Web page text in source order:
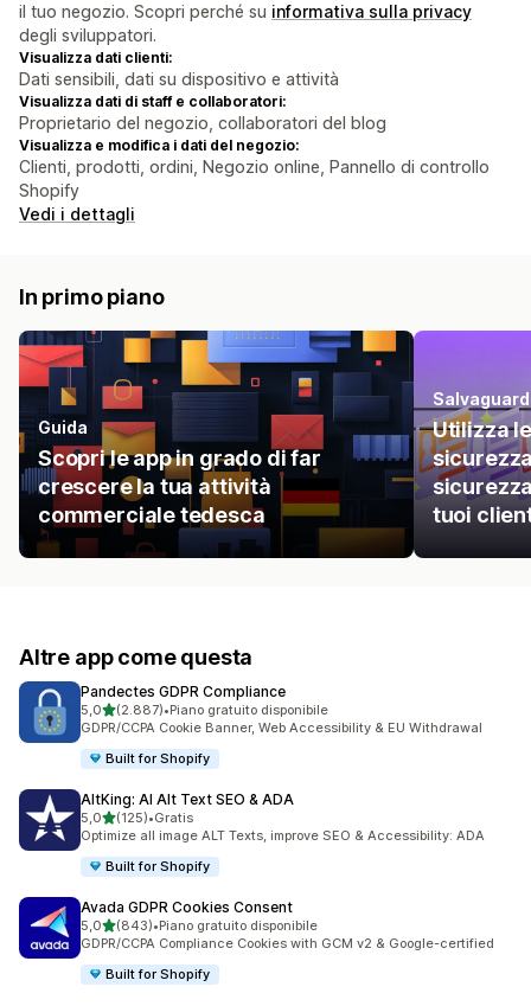
il tuo negozio. Scopri perché su informativa sulla privacy
degli sviluppatori.
Visualizza dati clienti:
Dati sensibili, dati su dispositivo e attività
Visualizza dati di staff e collaboratori:
Proprietario del negozio, collaboratori del blog
Visualizza e modifica i dati del negozio:
Clienti, prodotti, ordini, Negozio online, Pannello di controllo
Shopify
Vedi i dettagli
In primo piano
Guida
Scopri le app in grado di far
crescere la tua attività
commerciale tedesca
Utilizza
tuoi
Altre app come questa
Pandectes GDPR Compliance
5,0stelle su 5
(2.887)
2887 recensioni totali
•Piano gratuito disponibile
GDPR/CCPA Cookie Banner, Web Accessibility & EU Withdrawal
Built for Shopify
AltKing: AI Alt Text SEO & ADA
5,0stelle su 5
(125)
125 recensioni totali
•Gratis
Optimize all image ALT Texts, improve SEO & Accessibility: ADA
Built for Shopify
Avada GDPR Cookies Consent
5,0stelle su 5
(843)
843 recensioni totali
•Piano gratuito disponibile
GDPR/CCPA Compliance Cookies with GCM v2 & Google-certified
Built for Shopify